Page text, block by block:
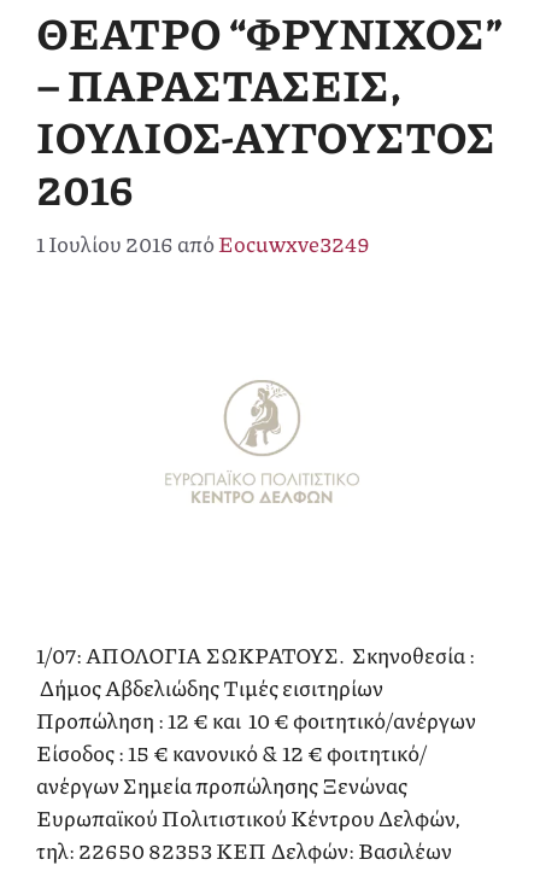
ΘΕΑΤΡΟ “ΦΡΥΝΙΧΟΣ”
– ΠΑΡΑΣΤΑΣΕΙΣ,
ΙΟΥΛΙΟΣ-ΑΥΓΟΥΣΤΟΣ
2016
1 Ιουλίου 2016απόEocuwxve3249
1/07: ΑΠΟΛΟΓΙΑ ΣΩΚΡΑΤΟΥΣ. Σκηνοθεσία :
Δήμος Αβδελιώδης Τιμές εισιτηρίων
Προπώληση : 12 € και 10 € φοιτητικό/ανέργων
Είσοδος : 15 € κανονικό & 12 € φοιτητικό/
ανέργων Σημεία προπώλησης Ξενώνας
Ευρωπαϊκού Πολιτιστικού Κέντρου Δελφών,
τηλ: 22650 82353 ΚΕΠ Δελφών: Βασιλέων